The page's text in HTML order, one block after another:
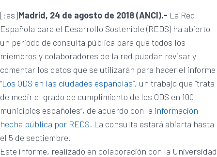
[:es]Madrid, 24 de agosto de 2018 (ANCI).- La Red
Española para el Desarrollo Sostenible (REDS) ha abierto
un periodo de consulta pública para que todos los
miembros y colaboradores de la red puedan revisar y
comentar los datos que se utilizarán para hacer el informe
“Los ODS en las ciudades españolas”, un trabajo que “trata
de medir el grado de cumplimiento de los ODS en 100
municipios españoles”, de acuerdo con la información
hecha pública por REDS. La consulta estará abierta hasta
el 5 de septiembre.
Este informe, realizado en colaboración con la Universidad